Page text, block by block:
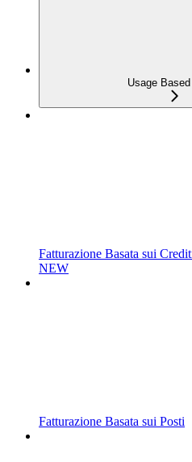
Usage
Fatturazione Basata sui
NEW
Fatturazione Basata sui Posti